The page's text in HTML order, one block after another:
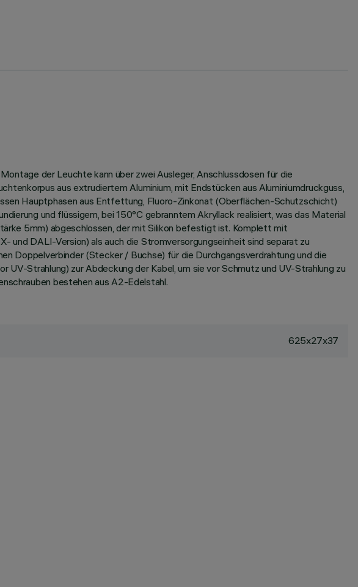
der Leuchte kann über zwei Ausleger, Anschlussdosen für die
aus extrudiertem Aluminium, mit Endstücken aus Aluminiumdruckguss,
Hauptphasen aus Entfettung, Fluoro-Zinkonat (Oberflächen-Schutzschicht)
und flüssigem, bei 150°C gebranntem Akryllack realisiert, was das Material
5mm) abgeschlossen, der mit Silikon befestigt ist. Komplett mit
DALI-Version) als auch die Stromversorgungseinheit sind separat zu
Doppelverbinder (Stecker / Buchse) für die Durchgangsverdrahtung und die
Strahlung) zur Abdeckung der Kabel, um sie vor Schmutz und UV-Strahlung zu
bestehen aus A2-Edelstahl.
625x27x37